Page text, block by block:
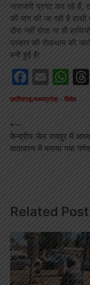
नाराजगी प्रगट कर रहे
की मांग की जा रही है
दौरा नहीं होता ना ही
प्रकार की रोकथाम की
बनी हुई है!
Email
छत्तीसगढ़/मध्यप्रदेश विशेष
Post
navigation
⟵
केन्द्रीय जेल रायपुर में
वातावरण में मनाया गया
Related